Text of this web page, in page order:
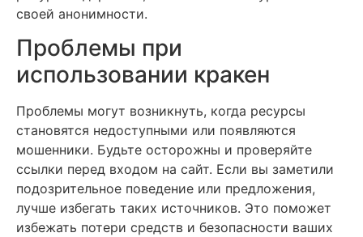
своей анонимности.
Проблемы при
использовании кракен
Проблемы могут возникнуть, когда ресурсы
становятся недоступными или появляются
мошенники. Будьте осторожны и проверяйте
ссылки перед входом на сайт. Если вы заметили
подозрительное поведение или предложения,
лучше избегать таких источников. Это поможет
избежать потери средств и безопасности ваших